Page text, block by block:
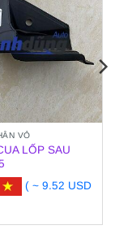
VỎ
LỐP SAU
( ~ 9.52 USD